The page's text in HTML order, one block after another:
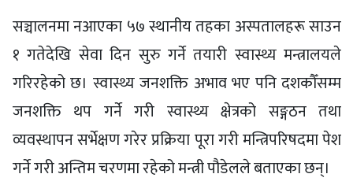
सञ्चालनमा नआएका ५७ स्थानीय तहका अस्पतालहरू साउन
१ गतेदेखि सेवा दिन सुरु गर्ने तयारी स्वास्थ्य मन्त्रालयले
गरिरहेको छ। स्वास्थ्य जनशक्ति अभाव भए पनि दशकौँसम्म
जनशक्ति थप गर्ने गरी स्वास्थ्य क्षेत्रको सङ्गठन तथा
व्यवस्थापन सर्भेक्षण गरेर प्रक्रिया पूरा गरी मन्त्रिपरिषदमा पेश
गर्ने गरी अन्तिम चरणमा रहेको मन्त्री पौडेलले बताएका छन्।